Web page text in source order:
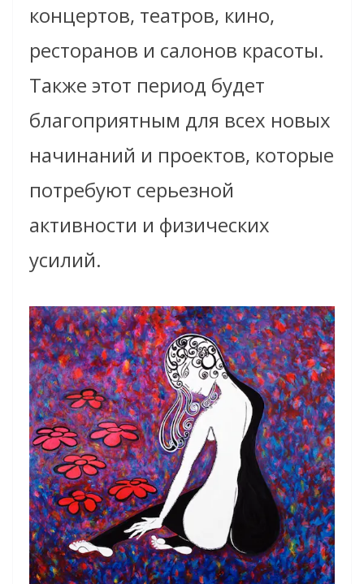
концертов, театров, кино,
ресторанов и салонов красоты.
Также этот период будет
благоприятным для всех новых
начинаний и проектов, которые
потребуют серьезной
активности и физических
усилий.